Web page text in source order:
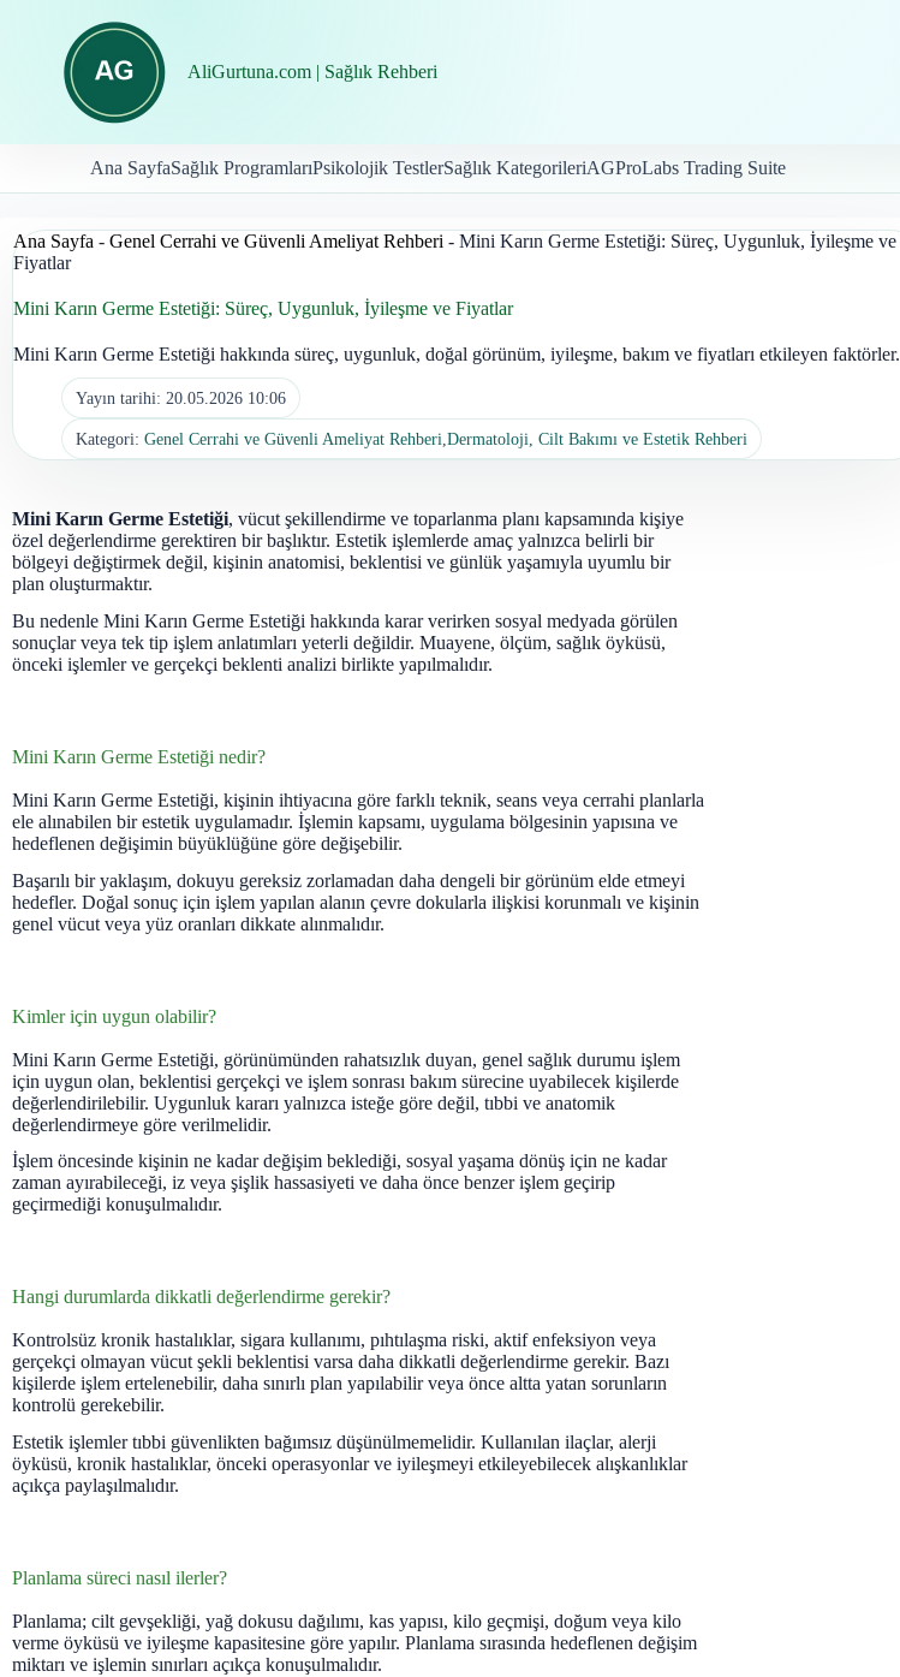
AliGurtuna.com | Sağlık Rehberi
Ana SayfaSağlık ProgramlarıPsikolojik TestlerSağlık KategorileriAGProLabs Trading Suite
Ana Sayfa - Genel Cerrahi ve Güvenli Ameliyat Rehberi - Mini Karın Germe Estetiği: Süreç, Uygunluk, İyileşme ve
Fiyatlar
Mini Karın Germe Estetiği: Süreç, Uygunluk, İyileşme ve Fiyatlar
Mini Karın Germe Estetiği hakkında süreç, uygunluk, doğal görünüm, iyileşme, bakım ve fiyatları etkileyen faktörler.
Yayın tarihi: 20.05.2026 10:06
Kategori: Genel Cerrahi ve Güvenli Ameliyat Rehberi Dermatoloji, Cilt Bakımı ve Estetik Rehberi
Mini Karın Germe Estetiği, vücut şekillendirme ve toparlanma planı kapsamında kişiye
özel değerlendirme gerektiren bir başlıktır. Estetik işlemlerde amaç yalnızca belirli bir
bölgeyi değiştirmek değil, kişinin anatomisi, beklentisi ve günlük yaşamıyla uyumlu bir
plan oluşturmaktır.
Bu nedenle Mini Karın Germe Estetiği hakkında karar verirken sosyal medyada görülen
sonuçlar veya tek tip işlem anlatımları yeterli değildir. Muayene, ölçüm, sağlık öyküsü,
önceki işlemler ve gerçekçi beklenti analizi birlikte yapılmalıdır.
Mini Karın Germe Estetiği nedir?
Mini Karın Germe Estetiği, kişinin ihtiyacına göre farklı teknik, seans veya cerrahi planlarla
ele alınabilen bir estetik uygulamadır. İşlemin kapsamı, uygulama bölgesinin yapısına ve
hedeflenen değişimin büyüklüğüne göre değişebilir.
Başarılı bir yaklaşım, dokuyu gereksiz zorlamadan daha dengeli bir görünüm elde etmeyi
hedefler. Doğal sonuç için işlem yapılan alanın çevre dokularla ilişkisi korunmalı ve kişinin
genel vücut veya yüz oranları dikkate alınmalıdır.
Kimler için uygun olabilir?
Mini Karın Germe Estetiği, görünümünden rahatsızlık duyan, genel sağlık durumu işlem
için uygun olan, beklentisi gerçekçi ve işlem sonrası bakım sürecine uyabilecek kişilerde
değerlendirilebilir. Uygunluk kararı yalnızca isteğe göre değil, tıbbi ve anatomik
değerlendirmeye göre verilmelidir.
İşlem öncesinde kişinin ne kadar değişim beklediği, sosyal yaşama dönüş için ne kadar
zaman ayırabileceği, iz veya şişlik hassasiyeti ve daha önce benzer işlem geçirip
geçirmediği konuşulmalıdır.
Hangi durumlarda dikkatli değerlendirme gerekir?
Kontrolsüz kronik hastalıklar, sigara kullanımı, pıhtılaşma riski, aktif enfeksiyon veya
gerçekçi olmayan vücut şekli beklentisi varsa daha dikkatli değerlendirme gerekir. Bazı
kişilerde işlem ertelenebilir, daha sınırlı plan yapılabilir veya önce altta yatan sorunların
kontrolü gerekebilir.
Estetik işlemler tıbbi güvenlikten bağımsız düşünülmemelidir. Kullanılan ilaçlar, alerji
öyküsü, kronik hastalıklar, önceki operasyonlar ve iyileşmeyi etkileyebilecek alışkanlıklar
açıkça paylaşılmalıdır.
Planlama süreci nasıl ilerler?
Planlama; cilt gevşekliği, yağ dokusu dağılımı, kas yapısı, kilo geçmişi, doğum veya kilo
verme öyküsü ve iyileşme kapasitesine göre yapılır. Planlama sırasında hedeflenen değişim
miktarı ve işlemin sınırları açıkça konuşulmalıdır.